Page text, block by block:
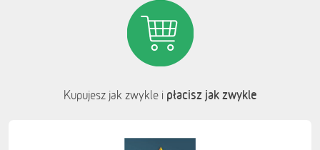
Kupujesz jak zwykle i płacisz jak zwykle